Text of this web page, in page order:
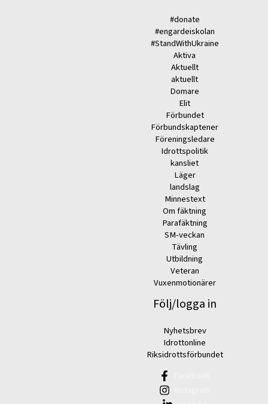
#donate
#engardeiskolan
#StandWithUkraine
Aktiva
Aktuellt
aktuellt
Domare
Elit
Förbundet
Förbundskaptener
Föreningsledare
Idrottspolitik
kansliet
Läger
landslag
Minnestext
Om fäktning
Parafäktning
SM-veckan
Tävling
Utbildning
Veteran
Vuxenmotionärer
Följ/logga in
Nyhetsbrev
Idrottonline
Riksidrottsförbundet